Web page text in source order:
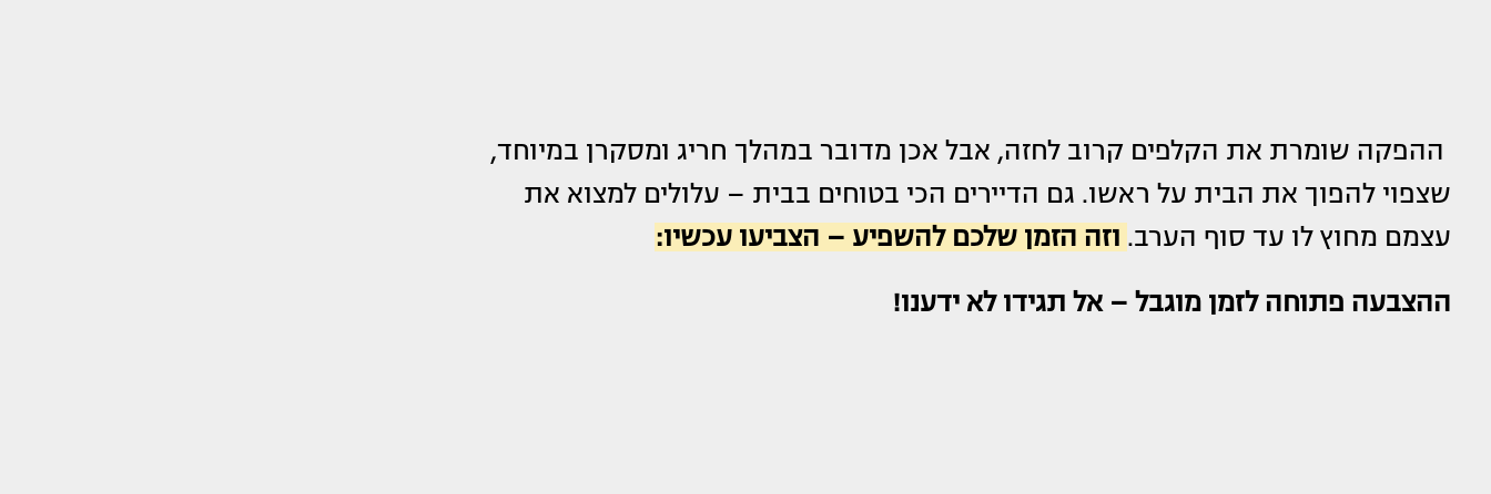
ההפקה שומרת את הקלפים קרוב לחזה, אבל אכן מדובר במהלך חריג ומסקרן במיוחד,
שצפוי להפוך את הבית על ראשו. גם הדיירים הכי בטוחים בבית – עלולים למצוא את
עצמם מחוץ לו עד סוף הערב. וזה הזמן שלכם להשפיע – הצביעו עכשיו:
ההצבעה פתוחה לזמן מוגבל – אל תגידו לא ידענו!